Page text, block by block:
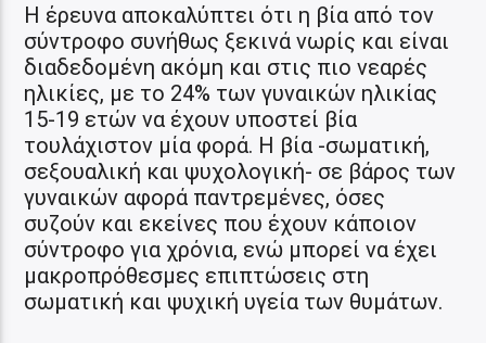
Η έρευνα αποκαλύπτει ότι η βία από τον
σύντροφο συνήθως ξεκινά νωρίς και είναι
διαδεδομένη ακόμη και στις πιο νεαρές
ηλικίες, με το 24% των γυναικών ηλικίας
15-19 ετών να έχουν υποστεί βία
τουλάχιστον μία φορά. Η βία -σωματική,
σεξουαλική και ψυχολογική- σε βάρος των
γυναικών αφορά παντρεμένες, όσες
συζούν και εκείνες που έχουν κάποιον
σύντροφο για χρόνια, ενώ μπορεί να έχει
μακροπρόθεσμες επιπτώσεις στη
σωματική και ψυχική υγεία των θυμάτων.